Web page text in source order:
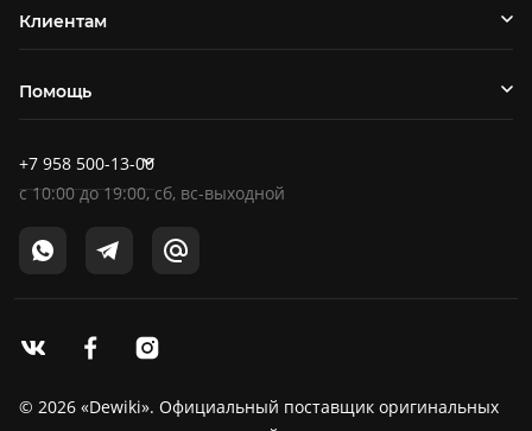
Клиентам
Помощь
+7 958 500-13-00
c10:00до19:00, сб, вс-выходной
© 2026 «Dewiki». Официальный поставщик оригинальных